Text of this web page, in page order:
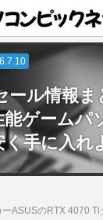
ール情報ま
能ゲームパ
く手に入れ
ーASUSのRTX 4070